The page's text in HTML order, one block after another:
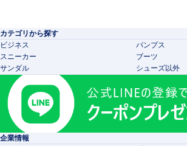
カテゴリから探す
ビジネス
パンプス
スニーカー
ブーツ
サンダル
シューズ以外
企業情報